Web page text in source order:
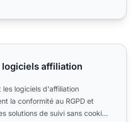
affiliation
affiliation
les logiciels d'affiliation
la conformité au RGPD et
solutions de suivi sans cookies